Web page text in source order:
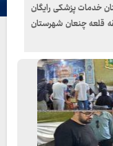
خدمات پزشکی رایگان
قلعه چنعان شهرستان